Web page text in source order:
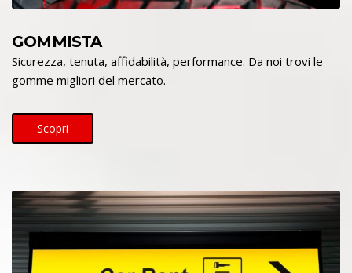
GOMMISTA
Sicurezza, tenuta, affidabilità, performance. Da noi trovi le
gomme migliori del mercato.
Scopri